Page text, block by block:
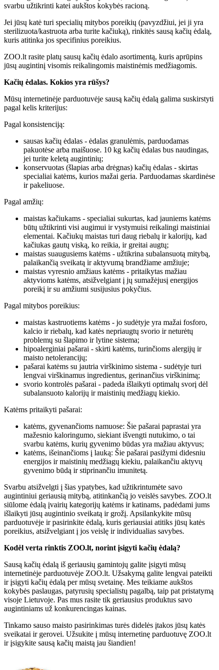
svarbu užtikrinti katei aukštos kokybės racioną.
Jei jūsų katė turi specialių mitybos poreikių (pavyzdžiui, jei ji yra
sterilizuota/kastruota arba turite kačiuką), rinkitės sausą kačių ėdalą,
kuris atitinka jos specifinius poreikius.
ZOO.lt rasite platų sausų kačių ėdalo asortimentą, kuris aprūpins
jūsų augintinį visomis reikalingomis maistinėmis medžiagomis.
Kačių ėdalas. Kokios yra rūšys?
Mūsų internetinėje parduotuvėje sausą kačių ėdalą galima suskirstyti
pagal kelis kriterijus:
Pagal konsistenciją:
sausas kačių ėdalas - ėdalas granulėmis, parduodamas
pakuotėse arba maišuose. 10 kg kačių ėdalas bus naudingas,
jei turite keletą augintinių;
konservuotas (šlapias arba drėgnas) kačių ėdalas - skirtas
specialiai katėms, kurios mažai geria. Parduodamas skardinėse
ir pakeliuose.
Pagal amžių:
maistas kačiukams - specialiai sukurtas, kad jauniems katėms
būtų užtikrinti visi augimui ir vystymuisi reikalingi maistiniai
elementai. Kačiukų maistas turi daug riebalų ir kalorijų, kad
kačiukas gautų viską, ko reikia, ir greitai augtų;
maistas suaugusiems katėms - užtikrina subalansuotą mitybą,
palaikančią sveikatą ir aktyvumą brandžiame amžiuje;
maistas vyresnio amžiaus katėms - pritaikytas mažiau
aktyvioms katėms, atsižvelgiant į jų sumažėjusį energijos
poreikį ir su amžiumi susijusius pokyčius.
Pagal mitybos poreikius:
maistas kastruotiems katėms - jo sudėtyje yra mažai fosforo,
kalcio ir riebalų, kad katės nepriaugtų svorio ir neturėtų
problemų su šlapimo ir lytine sistema;
hipoalerginiai pašarai - skirti katėms, turinčioms alergijų ir
maisto netolerancijų;
pašarai katėms su jautria virškinimo sistema - sudėtyje turi
lengvai virškinamus ingredientus, gerinančius virškinimą;
svorio kontrolės pašarai - padeda išlaikyti optimalų svorį dėl
subalansuoto kalorijų ir maistinių medžiagų kiekio.
Katėms pritaikyti pašarai:
katėms, gyvenančioms namuose: Šie pašarai paprastai yra
mažesnio kaloringumo, siekiant išvengti nutukimo, o tai
svarbu katėms, kurių gyvenimo būdas yra mažiau aktyvus;
katėms, išeinančioms į lauką: Šie pašarai pasižymi didesniu
energijos ir maistinių medžiagų kiekiu, palaikančiu aktyvų
gyvenimo būdą ir stiprinančiu imunitetą.
Svarbu atsižvelgti į šias ypatybes, kad užtikrintumėte savo
augintiniui geriausią mitybą, atitinkančią jo veislės savybes. ZOO.lt
siūlome ėdalą įvairių kategorijų katėms ir katinams, padėdami jums
išlaikyti jūsų augintinio sveikatą ir grožį. Apsilankykite mūsų
parduotuvėje ir pasirinkite ėdalą, kuris geriausiai atitiks jūsų katės
poreikius, atsižvelgiant į jos veislę ir individualias savybes.
Kodėl verta rinktis ZOO.lt, norint įsigyti kačių ėdalą?
Sausą kačių ėdalą iš geriausių gamintojų galite įsigyti mūsų
internetinėje parduotuvėje ZOO.lt. Užsakymą galite lengvai pateikti
ir įsigyti kačių ėdalą per mūsų svetainę. Mes teikiame aukštos
kokybės paslaugas, patyrusių specialistų pagalbą, taip pat pristatymą
visoje Lietuvoje. Pas mus rasite tik geriausius produktus savo
augintiniams už konkurencingas kainas.
Tinkamo sauso maisto pasirinkimas turės didelės įtakos jūsų katės
sveikatai ir gerovei. Užsukite į mūsų internetinę parduotuvę ZOO.lt
ir įsigykite sausą kačių maistą jau šiandien!